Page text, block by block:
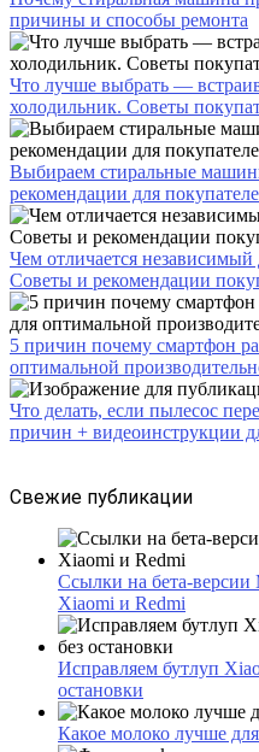
причины и способы ремонта
Что лучше выбрать —
холодильник. Советы
Выбираем стиральные
рекомендации для
Чем отличается
Советы и рекомендации
5 причин почему смартфон
оптимальной
Что делать, если пылесос
причин + видеоинструкции
Свежие публикации
Ссылки на бета-
Xiaomi и Redmi
Исправляем бутлуп
остановки
Какое молоко лучше